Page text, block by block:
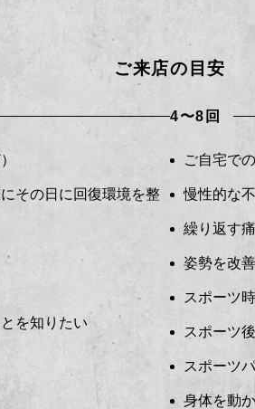
ご来店の目安
その日に回復環境を整
を知りたい
4〜8回
ご自宅で
慢性的な
繰り返す
姿勢を改
スポーツ
スポーツ
スポーツ
身体を動